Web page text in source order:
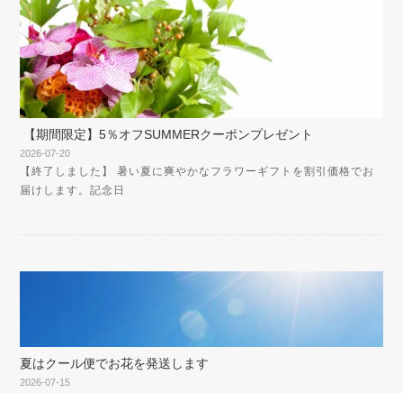
【期間限定】5％オフSUMMERクーポンプレゼント
2026-07-20
【終了しました】 暑い夏に爽やかなフラワーギフトを割引価格でお
届けします。記念日
夏はクール便でお花を発送します
2026-07-15